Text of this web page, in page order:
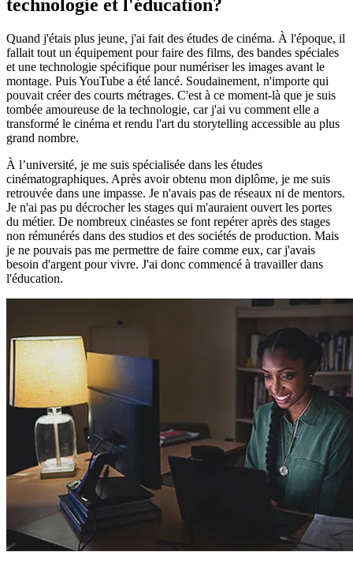
technologie et l'éducation?
Quand j'étais plus jeune, j'ai fait des études de cinéma. À l'époque, il
fallait tout un équipement pour faire des films, des bandes spéciales
et une technologie spécifique pour numériser les images avant le
montage. Puis YouTube a été lancé. Soudainement, n'importe qui
pouvait créer des courts métrages. C'est à ce moment-là que je suis
tombée amoureuse de la technologie, car j'ai vu comment elle a
transformé le cinéma et rendu l'art du storytelling accessible au plus
grand nombre.
À l’université, je me suis spécialisée dans les études
cinématographiques. Après avoir obtenu mon diplôme, je me suis
retrouvée dans une impasse. Je n'avais pas de réseaux ni de mentors.
Je n'ai pas pu décrocher les stages qui m'auraient ouvert les portes
du métier. De nombreux cinéastes se font repérer après des stages
non rémunérés dans des studios et des sociétés de production. Mais
je ne pouvais pas me permettre de faire comme eux, car j'avais
besoin d'argent pour vivre. J'ai donc commencé à travailler dans
l'éducation.